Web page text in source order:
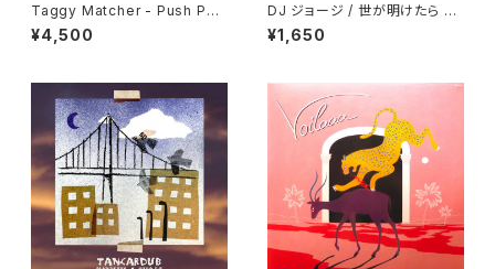
Taggy Matcher - Push Pus
h "LP"
¥4,500
DJ ジョージ / 世が明けたら D
ope Pairty
¥1,650